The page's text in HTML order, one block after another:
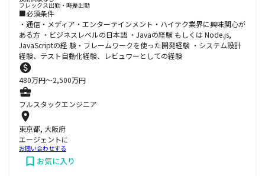
フレックス出勤・時差出勤
■必須条件
・通信・メディア・エンターテインメント・ハイテク業界に興味関心が
ある方 ・ビジネスレベルの日本語 ・Javaの経験 もしくは Node.js,
JavaScriptの経 験・フレームワークを使った開発経験 ・システム設計
経験、テスト自動化経験、レビュワーとしての経験
480万円〜2,500万円
フルスタックエンジニア
東京都, 大阪府
エージェントに
お問い合わせする
お気に入り